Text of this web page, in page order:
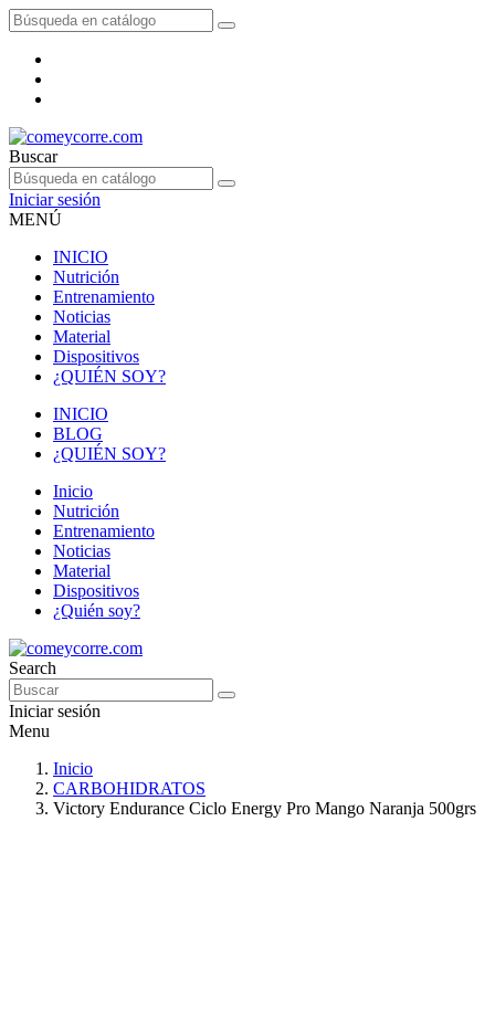
Buscar
Iniciar sesión
MENÚ
INICIO
Nutrición
Entrenamiento
Noticias
Material
Dispositivos
¿QUIÉN SOY?
INICIO
BLOG
¿QUIÉN SOY?
Inicio
Nutrición
Entrenamiento
Noticias
Material
Dispositivos
¿Quién soy?
Search
Iniciar sesión
Menu
Inicio
CARBOHIDRATOS
Victory Endurance Ciclo Energy Pro Mango Naranja 500grs